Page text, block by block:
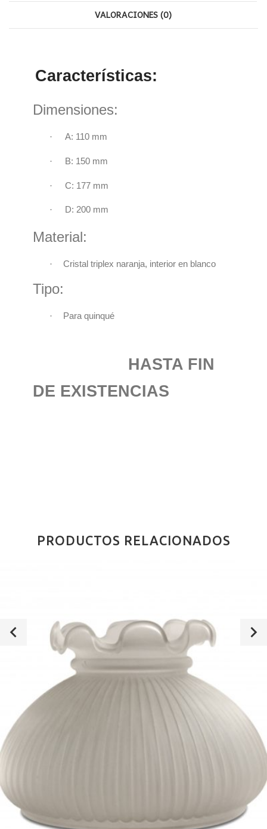
VALORACIONES (0)
Características:
Dimensiones:
· A: 110 mm
· B: 150 mm
· C: 177 mm
· D: 200 mm
Material:
· Cristal triplex naranja, interior en blanco
Tipo:
· Para quinqué
HASTA FIN
DE EXISTENCIAS
PRODUCTOS RELACIONADOS